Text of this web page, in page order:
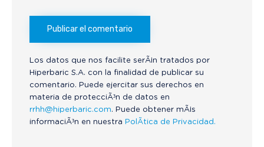
Los datos que nos facilite serÃ¡n tratados por
Hiperbaric S.A. con la finalidad de publicar su
comentario. Puede ejercitar sus derechos en
materia de protecciÃ³n de datos en
rrhh@hiperbaric.com. Puede obtener mÃ¡s
informaciÃ³n en nuestra PolÃ­tica de Privacidad.